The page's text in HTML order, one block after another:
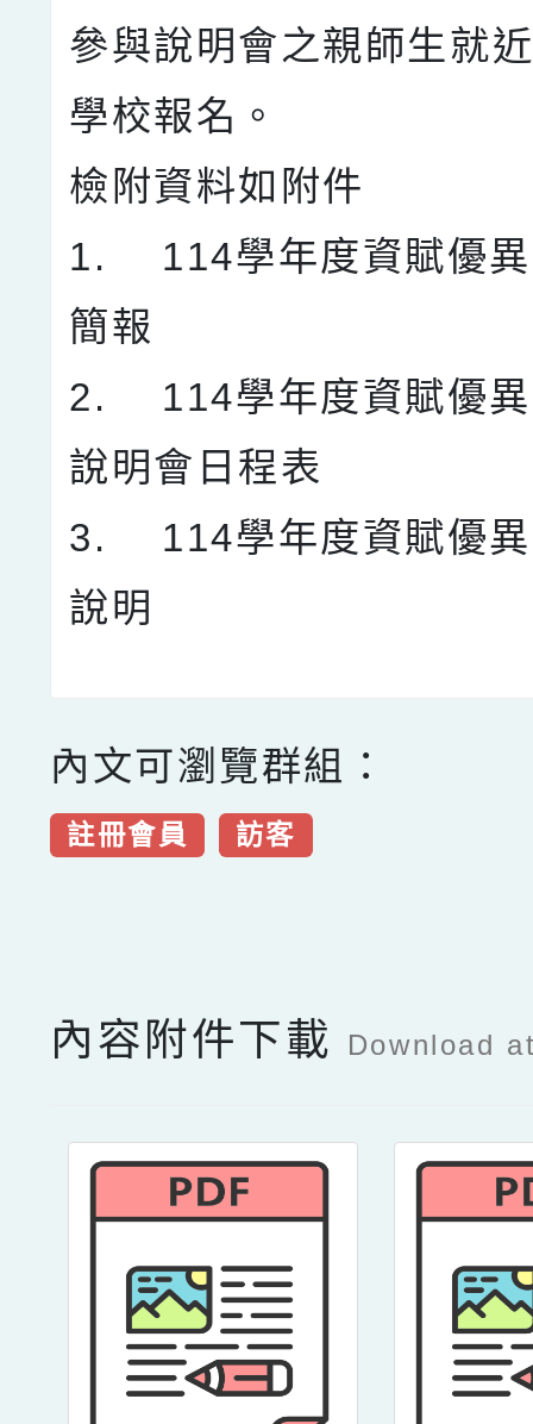
參與說明會之親師生就
學校報名。
檢附資料如附件
1. 114學年度資賦優異
簡報
2. 114學年度資賦優異
說明會日程表
3. 114學年度資賦優異
說明
內文可瀏覽群組：
註冊會員 訪客
內容附件下載 Download